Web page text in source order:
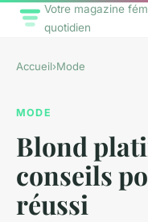
Votre magazine
quotidien
Accueil›Mode
MODE
Blond
conseils
réussi